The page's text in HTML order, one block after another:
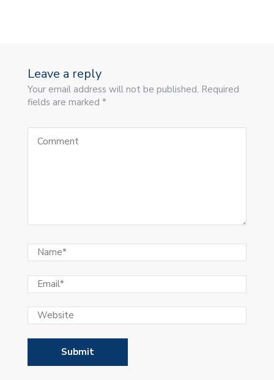
Leave a reply
Your email address will not be published. Required
fields are marked *